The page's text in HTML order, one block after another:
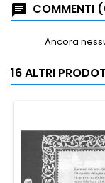
COMMENTI
Ancora
16 ALTRI